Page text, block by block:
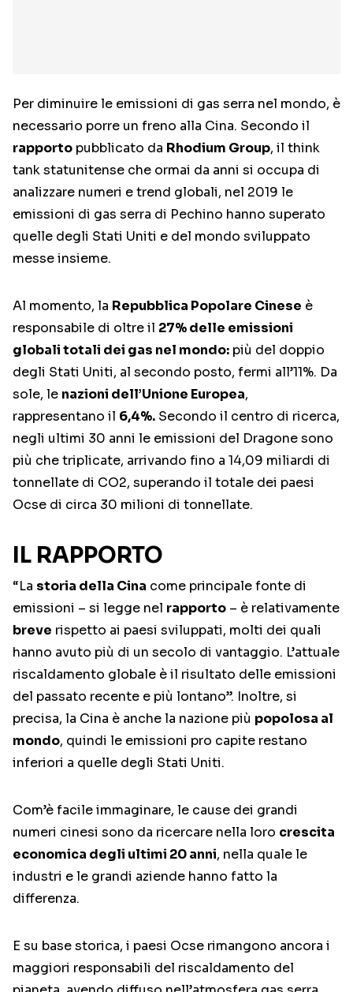
Per diminuire le emissioni di gas serra nel mondo, è
necessario porre un freno alla Cina. Secondo il
rapporto pubblicato da Rhodium Group, il think
tank statunitense che ormai da anni si occupa di
analizzare numeri e trend globali, nel 2019 le
emissioni di gas serra di Pechino hanno superato
quelle degli Stati Uniti e del mondo sviluppato
messe insieme.
Al momento, la Repubblica Popolare Cinese è
responsabile di oltre il 27% delle emissioni
globali totali dei gas nel mondo: più del doppio
degli Stati Uniti, al secondo posto, fermi all’11%. Da
sole, le nazioni dell’Unione Europea,
rappresentano il 6,4%. Secondo il centro di ricerca,
negli ultimi 30 anni le emissioni del Dragone sono
più che triplicate, arrivando fino a 14,09 miliardi di
tonnellate di CO2, superando il totale dei paesi
Ocse di circa 30 milioni di tonnellate.
IL RAPPORTO
“La storia della Cina come principale fonte di
emissioni – si legge nel rapporto – è relativamente
breve rispetto ai paesi sviluppati, molti dei quali
hanno avuto più di un secolo di vantaggio. L’attuale
riscaldamento globale è il risultato delle emissioni
del passato recente e più lontano”. Inoltre, si
precisa, la Cina è anche la nazione più popolosa al
mondo, quindi le emissioni pro capite restano
inferiori a quelle degli Stati Uniti.
Com’è facile immaginare, le cause dei grandi
numeri cinesi sono da ricercare nella loro crescita
economica degli ultimi 20 anni, nella quale le
industri e le grandi aziende hanno fatto la
differenza.
E su base storica, i paesi Ocse rimangono ancora i
maggiori responsabili del riscaldamento del